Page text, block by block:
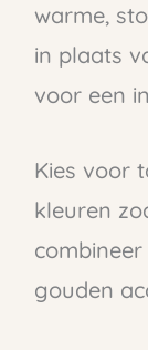
warme,
in plaats
voor een
Kies voor
kleuren
gouden